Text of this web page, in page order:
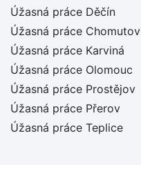
Úžasná práce Děčín
Úžasná práce Chomutov
Úžasná práce Karviná
Úžasná práce Olomouc
Úžasná práce Prostějov
Úžasná práce Přerov
Úžasná práce Teplice